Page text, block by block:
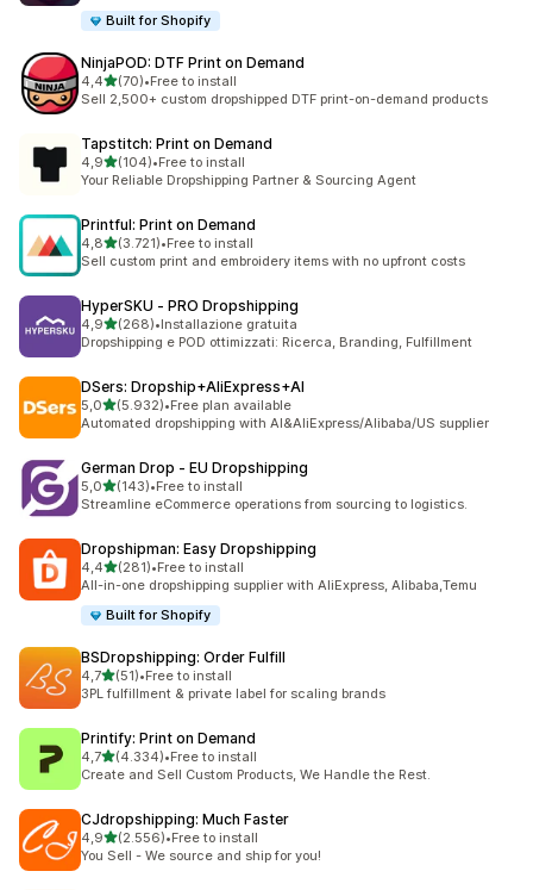
Built for Shopify
NinjaPOD: DTF Print on Demand
4,4stelle su 5
(70)
70 recensioni totali
•Free to install
Sell 2,500+ custom dropshipped DTF print-on-demand products
Tapstitch: Print on Demand
4,9stelle su 5
(104)
104 recensioni totali
•Free to install
Your Reliable Dropshipping Partner & Sourcing Agent
Printful: Print on Demand
4,8stelle su 5
(3.721)
3721 recensioni totali
•Free to install
Sell custom print and embroidery items with no upfront costs
HyperSKU ‑ PRO Dropshipping
4,9stelle su 5
(268)
268 recensioni totali
•Installazione gratuita
Dropshipping e POD ottimizzati: Ricerca, Branding, Fulfillment
DSers: Dropship+AliExpress+AI
5,0stelle su 5
(5.932)
5932 recensioni totali
•Free plan available
Automated dropshipping with AI&AliExpress/Alibaba/US supplier
German Drop ‑ EU Dropshipping
5,0stelle su 5
(143)
143 recensioni totali
•Free to install
Streamline eCommerce operations from sourcing to logistics.
Dropshipman: Easy Dropshipping
4,4stelle su 5
(281)
281 recensioni totali
•Free to install
All-in-one dropshipping supplier with AliExpress, Alibaba,Temu
Built for Shopify
BSDropshipping: Order Fulfill
4,7stelle su 5
(51)
51 recensioni totali
•Free to install
3PL fulfillment & private label for scaling brands
Printify: Print on Demand
4,7stelle su 5
(4.334)
4334 recensioni totali
•Free to install
Create and Sell Custom Products, We Handle the Rest.
CJdropshipping: Much Faster
4,9stelle su 5
(2.556)
2556 recensioni totali
•Free to install
You Sell - We source and ship for you!